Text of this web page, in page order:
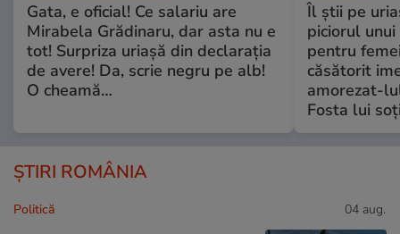
Gata, e oficial! Ce salariu are
Mirabela Grădinaru, dar asta nu e
tot! Surpriza uriașă din declarația
de avere! Da, scrie negru pe alb!
O cheamă…
Îl știi pe
piciorul
pentru
căsătorit
amorezat-
Fosta lui
ȘTIRI ROMÂNIA
Politică 04 aug.